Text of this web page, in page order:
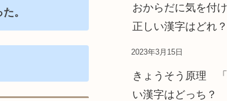
。
おからだに気を付
正しい漢字はどれ？
2023年3月15日
きょうそう原理
い漢字はどっち？